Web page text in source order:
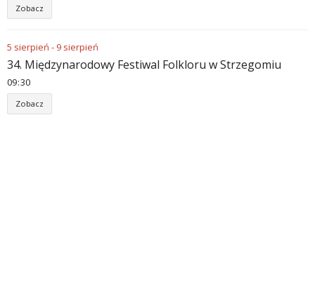
Zobacz
5 sierpień - 9 sierpień
34. Międzynarodowy Festiwal Folkloru w Strzegomiu
09:30
Zobacz